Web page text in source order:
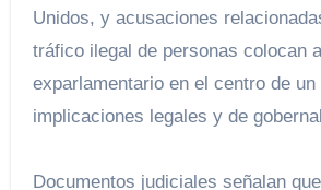
Unidos, y acusaciones
tráfico ilegal de personas colocan
exparlamentario en el centro de
implicaciones legales y de
Documentos judiciales señalan